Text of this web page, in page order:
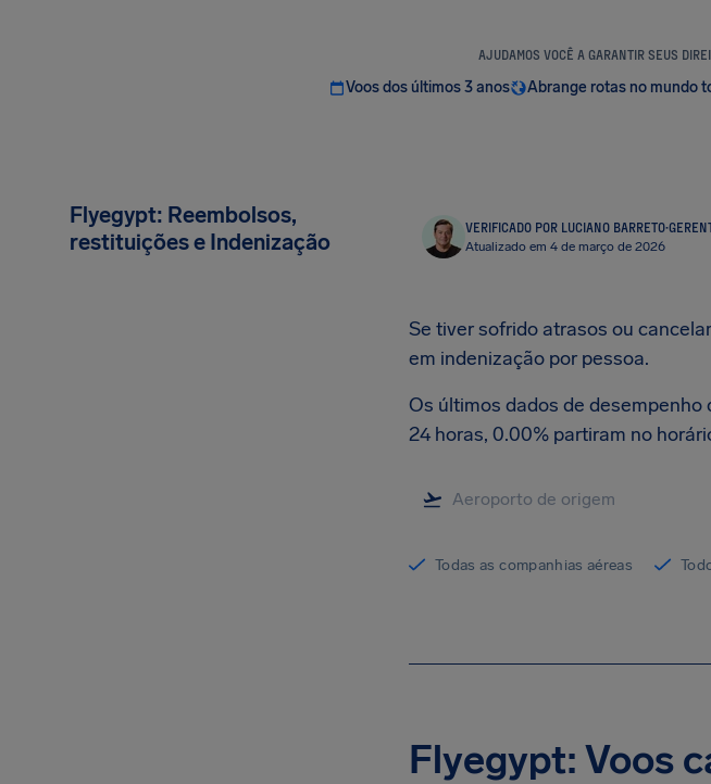
AJUDAMOS VOCÊ A GARANTIR SEUS
Voos dos últimos 3 anos Abrange rotas no mundo
Flyegypt: Reembolsos,
restituições e Indenização
VERIFICADO POR LUCIANO BARRETO·
Atualizado em 4 de março de 2026
Se tiver sofrido atrasos ou
em indenização por pessoa.
Os últimos dados de
24 horas, 0.00% partiram no
Todas as companhias aéreas
Flyegypt: Voos